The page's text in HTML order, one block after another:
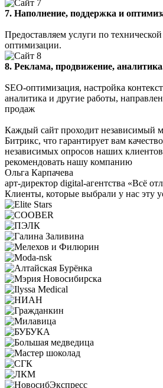
7. Наполнение, поддержка и
Предоставляем услуги по
оптимизации.
8. Реклама, продвижение,
SEO-оптимизация, настройка
аналитика и другие работы,
продаж
Каждый сайт проходит независимый
Битрикс, что гарантирует вам
независимых опросов наших
рекомендовать нашу компанию
Ольга Карпачева
арт-директор digital-агентства «Всё
Клиенты, которые выбрали у нас эту